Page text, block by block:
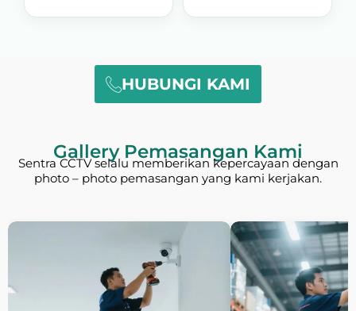
HUBUNGI KAMI
Gallery Pemasangan Kami
Sentra CCTV selalu memberikan kepercayaan dengan
photo – photo pemasangan yang kami kerjakan.